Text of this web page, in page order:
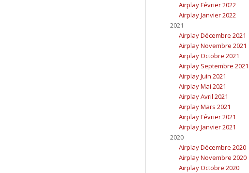
Airplay Février 2022
Airplay Janvier 2022
2021
Airplay Décembre 2021
Airplay Novembre 2021
Airplay Octobre 2021
Airplay Septembre 2021
Airplay Juin 2021
Airplay Mai 2021
Airplay Avril 2021
Airplay Mars 2021
Airplay Février 2021
Airplay Janvier 2021
2020
Airplay Décembre 2020
Airplay Novembre 2020
Airplay Octobre 2020